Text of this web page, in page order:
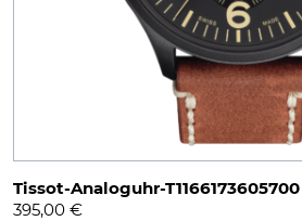
Tissot-Analoguhr-T1166173605700
395,00 €